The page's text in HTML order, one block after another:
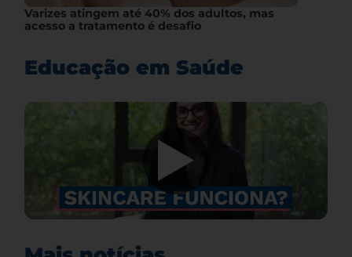
Varizes atingem até 40% dos adultos, mas
acesso a tratamento é desafio
Educação em Saúde